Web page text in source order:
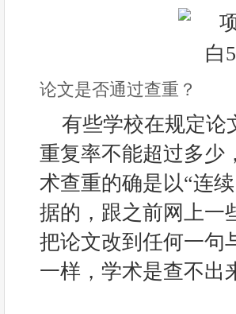
论文是否通过查重？
有些学校在规定论
重复率不能超过多少
术查重的确是以“连
据的，跟之前网上一
把论文改到任何一句
一样，学术是查不出